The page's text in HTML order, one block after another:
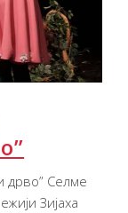
дрво” Селме
Зијаха